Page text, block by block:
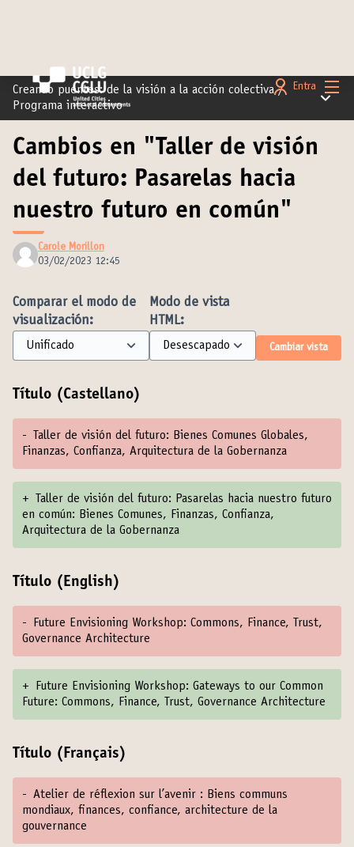
Entra
Creando puentes: de la visión a la acción colectiva /
Programa interactivo
Menú
Cambios en "Taller de visión
del futuro: Pasarelas hacia
nuestro futuro en común"
Carole Morillon
03/02/2023 12:45
Comparar el modo de
visualización:
Modo de vista
HTML:
Cambiar vista
Título (Castellano)
-
Taller de visión del futuro: Bienes Comunes Globales,
Finanzas, Confianza, Arquitectura de la Gobernanza
+
Taller de visión del futuro: Pasarelas hacia nuestro futuro
en común: Bienes Comunes, Finanzas, Confianza,
Arquitectura de la Gobernanza
Título (English)
-
Future Envisioning Workshop: Commons, Finance, Trust,
Governance Architecture
+
Future Envisioning Workshop: Gateways to our Common
Future: Commons, Finance, Trust, Governance Architecture
Título (Français)
- Atelier de réflexion sur l’avenir : Biens communs
mondiaux, finances, confiance, architecture de la
gouvernance